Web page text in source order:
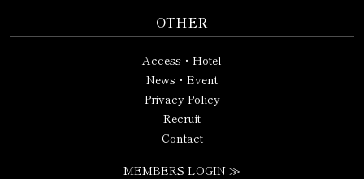
OTHER
Access・Hotel
News・Event
Privacy Policy
Recruit
Contact
MEMBERS LOGIN ≫